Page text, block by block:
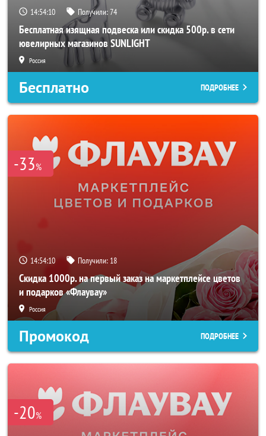
14:54:10 Получили:74
Бесплатная изящная подвеска или скидка 500р. в сети
ювелирных магазинов SUNLIGHT
Россия
Бесплатно ПОДРОБНЕЕ
-33%
14:54:10 Получили: 18
Скидка 1000р. на первый заказ на маркетплейсе цветов
и подарков «Флаувау»
Россия
Промокод ПОДРОБНЕЕ
-20%